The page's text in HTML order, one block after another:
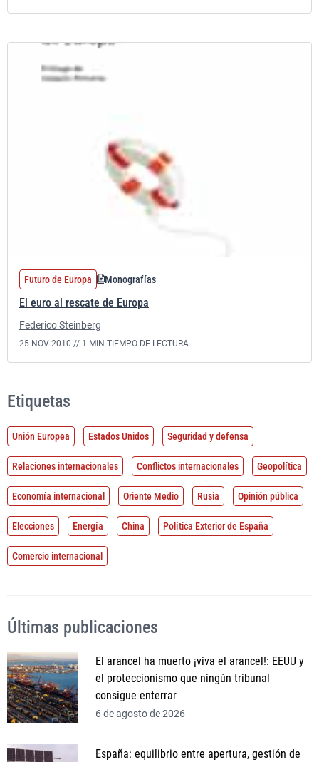
Futuro de Europa Monografías
El euro al rescate de Europa
Federico Steinberg
25 NOV 2010 // 1 MIN TIEMPO DE LECTURA
Etiquetas
Unión Europea Estados Unidos Seguridad y defensa
Relaciones internacionales Conflictos internacionales Geopolítica
Economía internacional Oriente Medio Rusia Opinión pública
Elecciones Energía China Política Exterior de España
Comercio internacional
Últimas publicaciones
El arancel ha muerto ¡viva el arancel!: EEUU y
el proteccionismo que ningún tribunal
consigue enterrar
6 de agosto de 2026
España: equilibrio entre apertura, gestión de